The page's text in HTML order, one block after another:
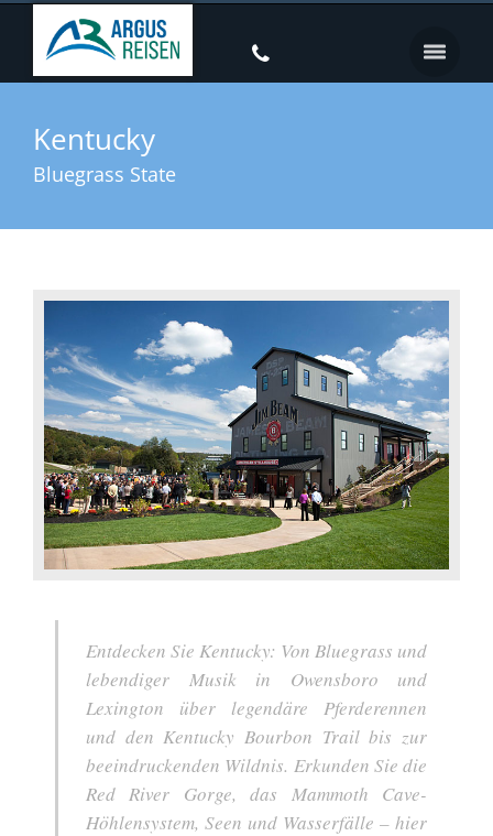
Kentucky
Bluegrass State
Entdecken Sie Kentucky: Von Bluegrass und
lebendiger Musik in Owensboro und
Lexington über legendäre Pferderennen
und den Kentucky Bourbon Trail bis zur
beeindruckenden Wildnis. Erkunden Sie die
Red River Gorge, das Mammoth Cave-
Höhlensystem, Seen und Wasserfälle – hier